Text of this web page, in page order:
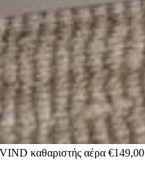
καθαριστής αέρα €149,00